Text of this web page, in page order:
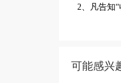
2、凡告知
可能感兴